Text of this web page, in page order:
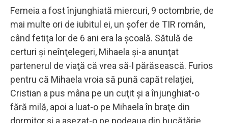
Femeia a fost înjunghiată miercuri, 9 octombrie, de
mai multe ori de iubitul ei, un șofer de TIR român,
când fetiţa lor de 6 ani era la şcoală. Sătulă de
certuri şi neînţelegeri, Mihaela şi-a anunţat
partenerul de viaţă că vrea să-l părăsească. Furios
pentru că Mihaela vroia să pună capăt relaţiei,
Cristian a pus mâna pe un cuţit şi a înjunghiat-o
fără milă, apoi a luat-o pe Mihaela în braţe din
dormitor şi a aşezat-o pe podeaua din bucătărie.